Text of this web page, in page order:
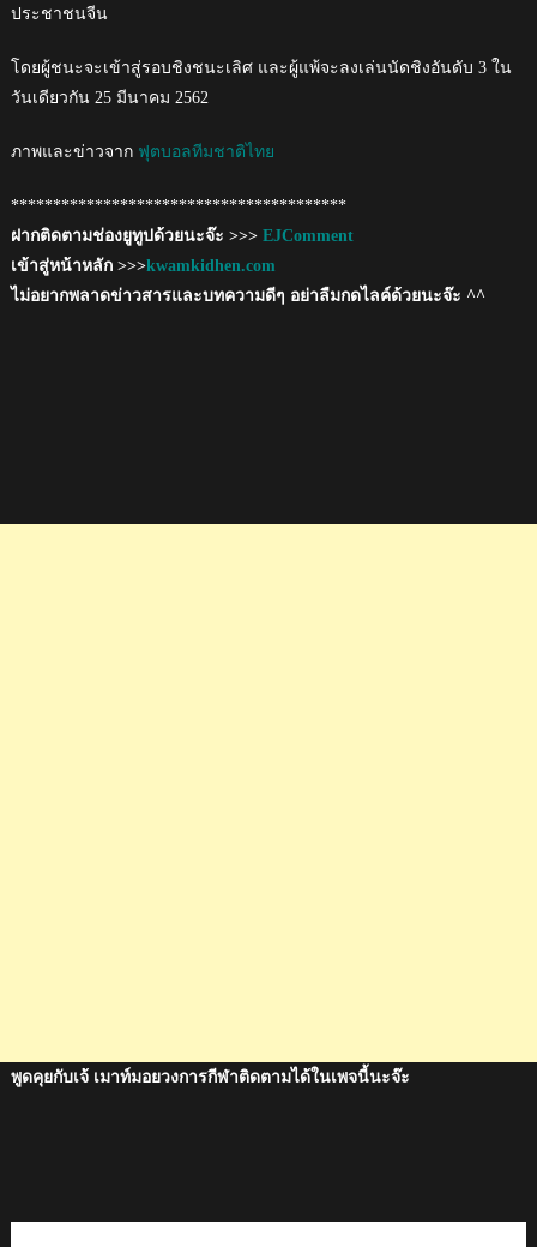
ประชาชนจีน
โดยผู้ชนะจะเข้าสู่รอบชิงชนะเลิศ และผู้แพ้จะลงเล่นนัดชิงอันดับ 3 ใน
วันเดียวกัน 25 มีนาคม 2562
ภาพและข่าวจาก ฟุตบอลทีมชาติไทย
****************************************
ฝากติดตามช่องยูทูปด้วยนะจ๊ะ >>> EJComment
เข้าสู่หน้าหลัก >>>kwamkidhen.com
ไม่อยากพลาดข่าวสารและบทความดีๆ อย่าลืมกดไลค์ด้วยนะจ๊ะ ^^
พูดคุยกับเจ้ เมาท์มอยวงการกีฬาติดตามได้ในเพจนี้นะจ๊ะ